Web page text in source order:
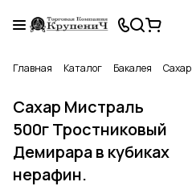
Главная Каталог Бакалея Сахар
Сахар Мистраль
500г Тростниковый
Демирара в кубиках
нерафин.